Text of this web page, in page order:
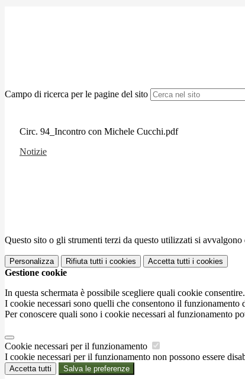
Campo di ricerca per le pagine del sito
Circ. 94_Incontro con Michele Cucchi.pdf
Notizie
Questo sito o gli strumenti terzi da questo utilizzati si
Personalizza Rifiuta tutti i cookies Accetta tutti i cookies
Gestione cookie
In questa schermata è possibile scegliere quali cookie consentire.
I cookie necessari sono quelli che consentono il
Per conoscere quali sono i cookie necessari al funzionamento
Cookie necessari per il funzionamento
I cookie necessari per il funzionamento non possono essere
Accetta tutti Salva le preferenze